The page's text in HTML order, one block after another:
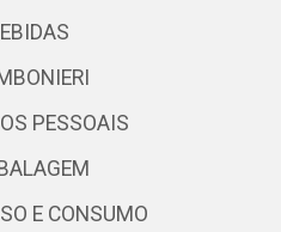
PESSOAIS
E CONSUMO